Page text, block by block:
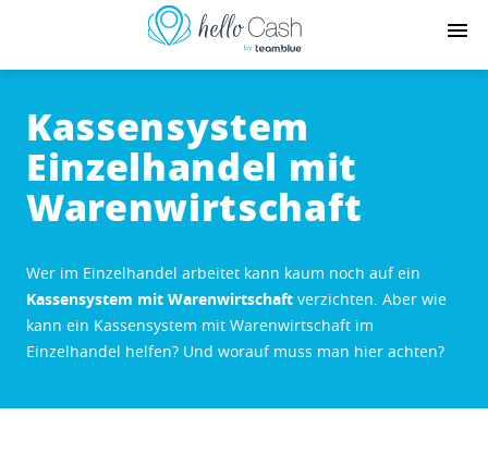
Kassensystem
Einzelhandel mit
Warenwirtschaft
Wer im Einzelhandel arbeitet kann kaum noch auf ein
Kassensystem mit Warenwirtschaft verzichten. Aber wie
kann ein Kassensystem mit Warenwirtschaft im
Einzelhandel helfen? Und worauf muss man hier achten?